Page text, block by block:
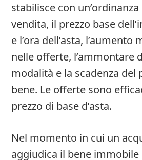
stabilisce con
vendita, il prezzo base
e l’ora dell’asta,
nelle offerte, l’ammontare
modalità e la scadenza del
bene. Le offerte sono
prezzo di base d’asta.
Nel momento in cui un
aggiudica il bene